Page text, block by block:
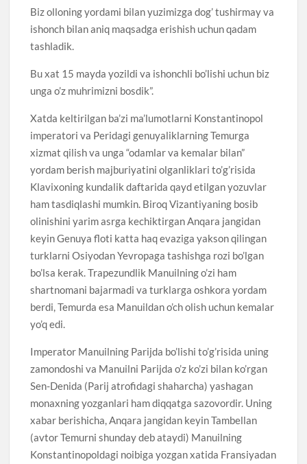
Biz olloning yordami bilan yuzimizga dog’ tushirmay va
ishonch bilan aniq maqsadga erishish uchun qadam
tashladik.
Bu xat 15 mayda yozildi va ishonchli bo’lishi uchun biz
unga o’z muhrimizni bosdik”.
Xatda keltirilgan ba’zi ma’lumotlarni Konstantinopol
imperatori va Peridagi genuyaliklarning Temurga
xizmat qilish va unga “odamlar va kemalar bilan”
yordam berish majburiyatini olganliklari to’g’risida
Klavixoning kundalik daftarida qayd etilgan yozuvlar
ham tasdiqlashi mumkin. Biroq Vizantiyaning bosib
olinishini yarim asrga kechiktirgan Anqara jangidan
keyin Genuya floti katta haq evaziga yakson qilingan
turklarni Osiyodan Yevropaga tashishga rozi bo’lgan
bo’lsa kerak. Trapezundlik Manuilning o’zi ham
shartnomani bajarmadi va turklarga oshkora yordam
berdi, Temurda esa Manuildan o’ch olish uchun kemalar
yo’q edi.
Imperator Manuilning Parijda bo’lishi to’g’risida uning
zamondoshi va Manuilni Parijda o’z ko’zi bilan ko’rgan
Sen-Denida (Parij atrofidagi shaharcha) yashagan
monaxning yozganlari ham diqqatga sazovordir. Uning
xabar berishicha, Anqara jangidan keyin Tambellan
(avtor Temurni shunday deb ataydi) Manuilning
Konstantinopoldagi noibiga yozgan xatida Fransiyadan